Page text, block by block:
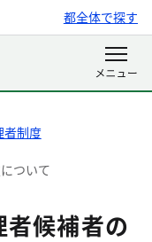
都全体で探す
者制度
ついて
候補者の